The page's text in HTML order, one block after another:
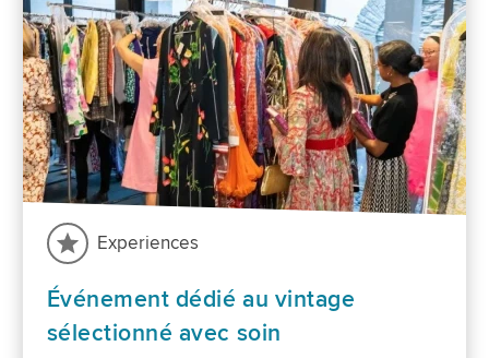
Experiences
Événement dédié au vintage
sélectionné avec soin